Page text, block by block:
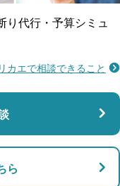
代行・予算シミュ
カエで相談できること
ら